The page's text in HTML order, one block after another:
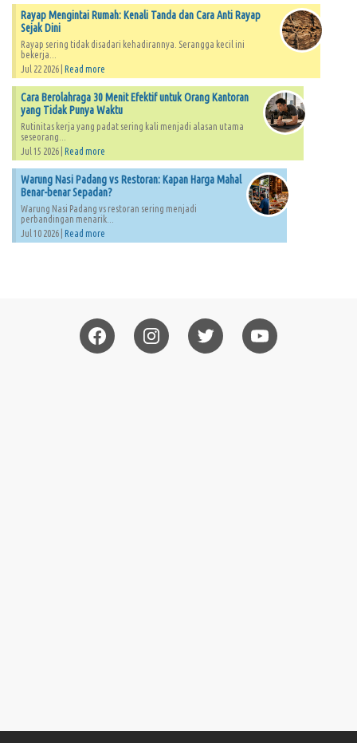
Rayap Mengintai Rumah: Kenali Tanda dan Cara Anti Rayap
Sejak Dini
Rayap sering tidak disadari kehadirannya. Serangga kecil ini
bekerja...
Jul 22 2026 | Read more
Cara Berolahraga 30 Menit Efektif untuk Orang Kantoran
yang Tidak Punya Waktu
Rutinitas kerja yang padat sering kali menjadi alasan utama
seseorang...
Jul 15 2026 | Read more
Warung Nasi Padang vs Restoran: Kapan Harga Mahal
Benar-benar Sepadan?
Warung Nasi Padang vs restoran sering menjadi
perbandingan menarik...
Jul 10 2026 |
Read more